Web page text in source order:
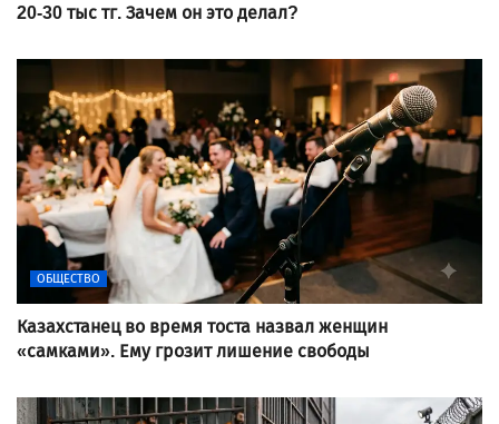
20-30 тыс тг. Зачем он это делал?
ОБЩЕСТВО
Казахстанец во время тоста назвал женщин
«самками». Ему грозит лишение свободы